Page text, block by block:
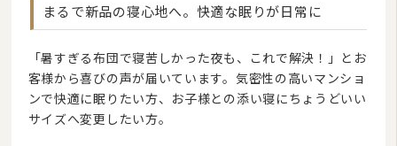
まるで新品の寝心地へ。快適な眠りが日常に
「暑すぎる布団で寝苦しかった夜も、これで解決！」とお
客様から喜びの声が届いています。気密性の高いマンショ
ンで快適に眠りたい方、お子様との添い寝にちょうどいい
サイズへ変更したい方。